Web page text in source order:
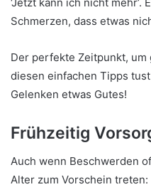
Schmerzen, dass etwas
Der perfekte Zeitpunkt,
diesen einfachen Tipps
Gelenken etwas Gutes!
Frühzeitig
Auch wenn Beschwerden
Alter zum Vorschein